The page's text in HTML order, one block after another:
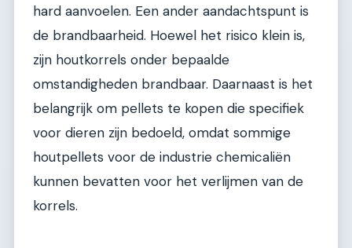
hard aanvoelen. Een ander aandachtspunt is
de brandbaarheid. Hoewel het risico klein is,
zijn houtkorrels onder bepaalde
omstandigheden brandbaar. Daarnaast is het
belangrijk om pellets te kopen die specifiek
voor dieren zijn bedoeld, omdat sommige
houtpellets voor de industrie chemicaliën
kunnen bevatten voor het verlijmen van de
korrels.